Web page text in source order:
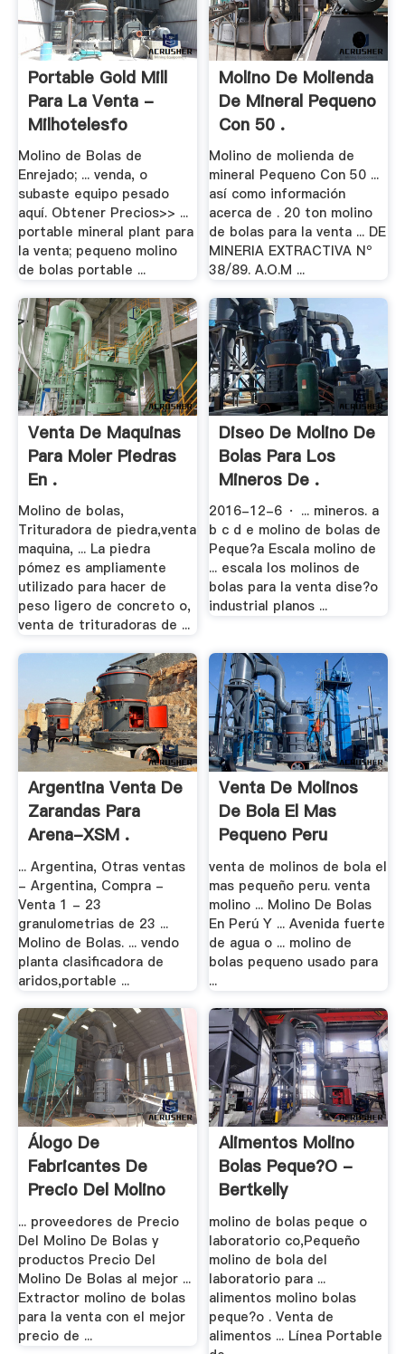
Portable Gold Mill
Para La Venta -
Milhotelesfo
Molino de Bolas de
Enrejado; ... venda, o
subaste equipo pesado
aquí. Obtener Precios>> ...
portable mineral plant para
la venta; pequeno molino
de bolas portable ...
Molino De Molienda
De Mineral Pequeno
Con 50 .
Molino de molienda de
mineral Pequeno Con 50 ...
así como información
acerca de . 20 ton molino
de bolas para la venta ... DE
MINERIA EXTRACTIVA Nº
38/89. A.O.M ...
Venta De Maquinas
Para Moler Piedras
En .
Molino de bolas,
Trituradora de piedra,venta
maquina, ... La piedra
pómez es ampliamente
utilizado para hacer de
peso ligero de concreto o,
venta de trituradoras de ...
Diseo De Molino De
Bolas Para Los
Mineros De .
2016-12-6 · ... mineros. a
b c d e molino de bolas de
Peque?a Escala molino de
... escala los molinos de
bolas para la venta dise?o
industrial planos ...
Argentina Venta De
Zarandas Para
Arena-XSM .
... Argentina, Otras ventas
- Argentina, Compra -
Venta 1 - 23
granulometrias de 23 ...
Molino de Bolas. ... vendo
planta clasificadora de
aridos,portable ...
Venta De Molinos
De Bola El Mas
Pequeno Peru
venta de molinos de bola el
mas pequeño peru. venta
molino ... Molino De Bolas
En Perú Y ... Avenida fuerte
de agua o ... molino de
bolas pequeno usado para
...
Álogo De
Fabricantes De
Precio Del Molino
De .
... proveedores de Precio
Del Molino De Bolas y
productos Precio Del
Molino De Bolas al mejor ...
Extractor molino de bolas
para la venta con el mejor
precio de ...
Alimentos Molino
Bolas Peque?o -
Bertkelly
molino de bolas peque o
laboratorio co,Pequeño
molino de bola del
laboratorio para ...
alimentos molino bolas
peque?o . Venta de
alimentos ... Línea Portable